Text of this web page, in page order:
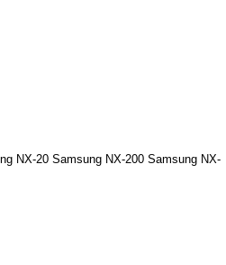
NX-20 Samsung NX-200 Samsung NX-